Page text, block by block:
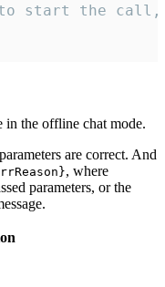
start the
in the offline chat mode.
are correct. And
, where
parameters, or the